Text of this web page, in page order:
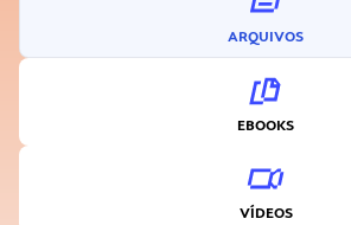
ARQUIVOS
EBOOKS
VÍDEOS